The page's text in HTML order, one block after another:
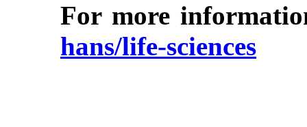
For more
hans/life-sciences